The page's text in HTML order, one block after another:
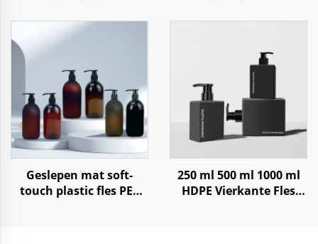
Motor Additief
Brandstofolie
Conditioner en
Geslepen mat soft-
touch plastic fles PET
250 ml 500 ml 1000 ml
HDPE Vierkante Fles